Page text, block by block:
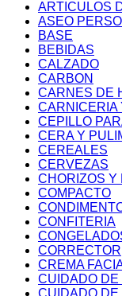
ARTICULOS
ASEO
BASE
BEBIDAS
CALZADO
CARBON
CARNES DE
CARNICERIA
CEPILLO
CERA Y
CEREALES
CERVEZAS
CHORIZOS Y
COMPACTO
CONFITERIA
CORRECTOR
CREMA
CUIDADO DE